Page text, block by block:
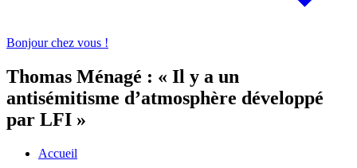
Bonjour chez vous !
Thomas Ménagé : « Il y a un
antisémitisme d’atmosphère développé
par LFI »
Accueil